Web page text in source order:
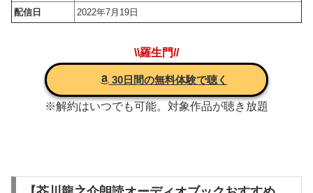
配信日
2022年7月19日
\\羅生門//
30日間の無料体験で聴く
※解約はいつでも可能。対象作品が聴き放題